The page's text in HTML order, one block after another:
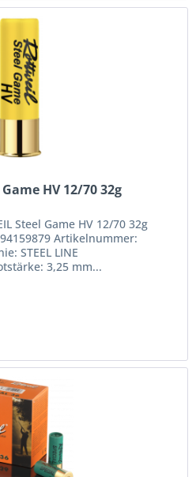
HV 12/70 32g
Steel Game HV 12/70 32g
Artikelnummer:
STEEL LINE
3,25 mm...